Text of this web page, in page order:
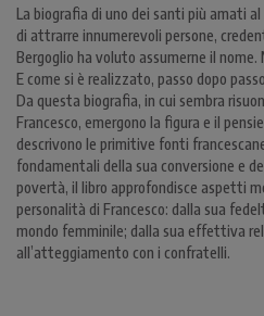
La biografia di uno dei santi più amati
di attrarre innumerevoli persone,
Bergoglio ha voluto assumerne il nome.
E come si è realizzato, passo dopo
Da questa biografia, in cui sembra
Francesco, emergono la figura e il
descrivono le primitive fonti
fondamentali della sua conversione e
povertà, il libro approfondisce aspetti
personalità di Francesco: dalla sua
mondo femminile; dalla sua effettiva
all’atteggiamento con i confratelli.